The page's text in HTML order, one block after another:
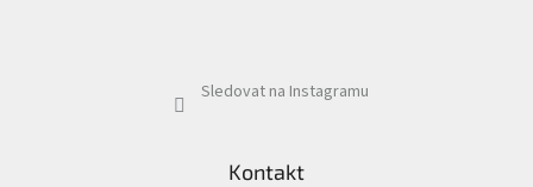
Sledovat na Instagramu
Kontakt